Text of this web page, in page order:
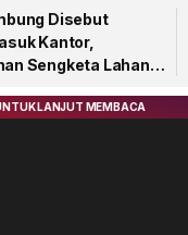
Disebut
Kantor,
Sengketa Lahan